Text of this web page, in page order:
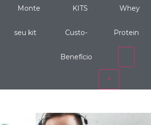
Monte
seu kit
KITS
Custo-
Benefício
Whey
Protein
×